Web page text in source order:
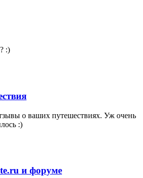
:)
о ваших путешествиях. Уж очень
:)
и форуме